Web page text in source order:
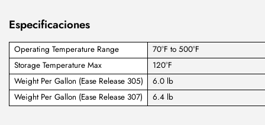
Especificaciones
Operating Temperature Range
70°F to 500°F
Storage Temperature Max
120°F
Weight Per Gallon (Ease Release 305)
6.0 lb
Weight Per Gallon (Ease Release 307)
6.4 lb